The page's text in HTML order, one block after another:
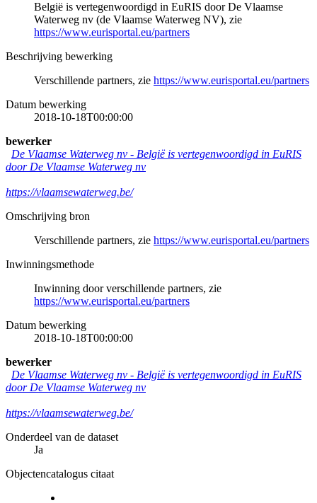
België is vertegenwoordigd in EuRIS door De Vlaamse
Waterweg nv (de Vlaamse Waterweg NV), zie
https://www.eurisportal.eu/partners
Beschrijving bewerking
Verschillende partners, zie https://www.eurisportal.eu/partners
Datum bewerking
2018-10-18T00:00:00
bewerker
De Vlaamse Waterweg nv - België is vertegenwoordigd in EuRIS
door De Vlaamse Waterweg nv
https://vlaamsewaterweg.be/
Omschrijving bron
Verschillende partners, zie https://www.eurisportal.eu/partners
Inwinningsmethode
Inwinning door verschillende partners, zie
https://www.eurisportal.eu/partners
Datum bewerking
2018-10-18T00:00:00
bewerker
De Vlaamse Waterweg nv - België is vertegenwoordigd in EuRIS
door De Vlaamse Waterweg nv
https://vlaamsewaterweg.be/
Onderdeel van de dataset
Ja
Objectencatalogus citaat